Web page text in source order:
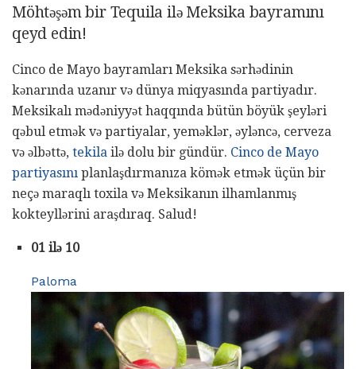
Möhtəşəm bir Tequila ilə Meksika bayramını
qeyd edin!
Cinco de Mayo bayramları Meksika sərhədinin
kənarında uzanır və dünya miqyasında partiyadır.
Meksikalı mədəniyyət haqqında bütün böyük şeyləri
qəbul etmək və partiyalar, yeməklər, əyləncə, cerveza
və əlbəttə, tekila ilə dolu bir gündür. Cinco de Mayo
partiyasını planlaşdırmanıza kömək etmək üçün bir
neçə maraqlı toxila və Meksikanın ilhamlanmış
kokteyllərini araşdıraq. Salud!
01 ilə 10
Paloma